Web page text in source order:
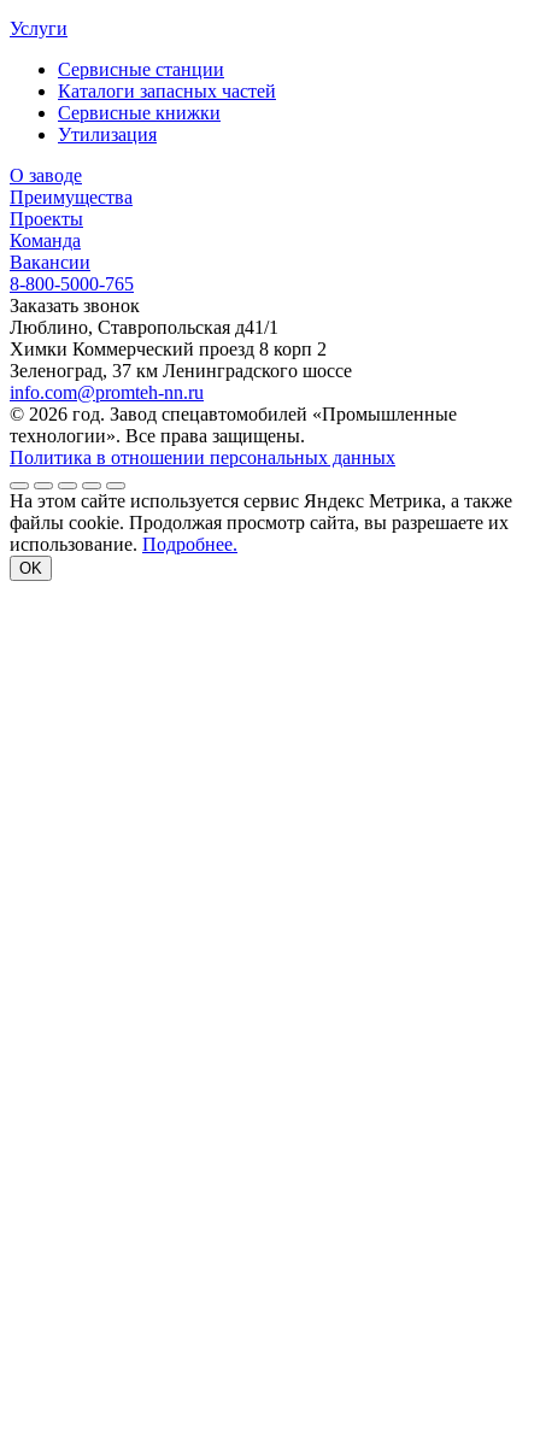
Услуги
Сервисные станции
Каталоги запасных частей
Сервисные книжки
Утилизация
О заводе
Преимущества
Проекты
Команда
Вакансии
8-800-5000-765
Заказать звонок
Люблино, Ставропольская д41/1
Химки Коммерческий проезд 8 корп 2
Зеленоград, 37 км Ленинградского шоссе
info.com@promteh-nn.ru
© 2026 год. Завод спецавтомобилей «Промышленные
технологии». Все права защищены.
Политика в отношении персональных данных
На этом сайте используется сервис Яндекс Метрика, а также
файлы cookie. Продолжая просмотр сайта, вы разрешаете их
использование. Подробнее.
OK